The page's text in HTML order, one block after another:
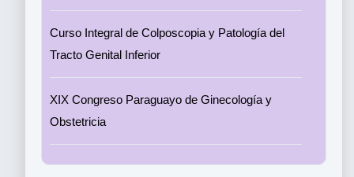
Curso Integral de Colposcopia y Patología del
Tracto Genital Inferior
XIX Congreso Paraguayo de Ginecología y
Obstetricia